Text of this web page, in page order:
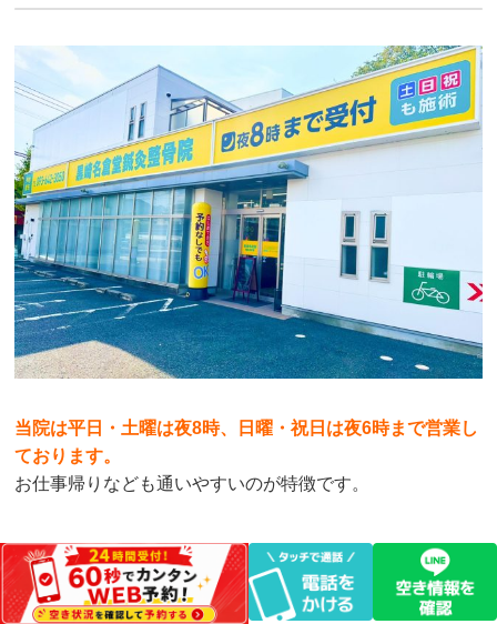
当院は平日・土曜は夜8時、日曜・祝日は夜6時まで営業し
ております。
お仕事帰りなども通いやすいのが特徴です。
当院のご紹介